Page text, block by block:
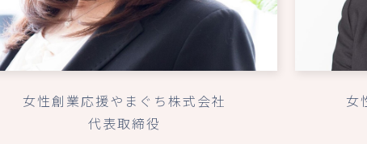
女性創業応援やまぐち株式会社
代表取締役
女